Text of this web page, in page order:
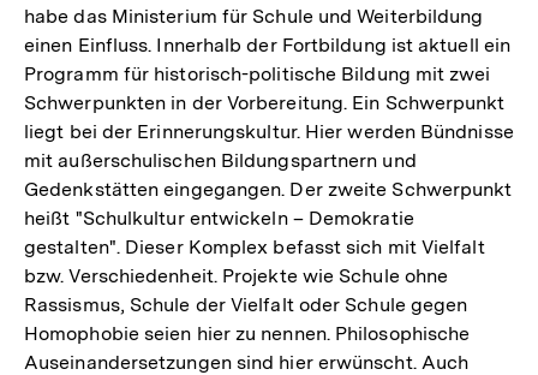
habe das Ministerium für Schule und Weiterbildung
einen Einfluss. Innerhalb der Fortbildung ist aktuell ein
Programm für historisch-politische Bildung mit zwei
Schwerpunkten in der Vorbereitung. Ein Schwerpunkt
liegt bei der Erinnerungskultur. Hier werden Bündnisse
mit außerschulischen Bildungspartnern und
Gedenkstätten eingegangen. Der zweite Schwerpunkt
heißt "Schulkultur entwickeln – Demokratie
gestalten". Dieser Komplex befasst sich mit Vielfalt
bzw. Verschiedenheit. Projekte wie Schule ohne
Rassismus, Schule der Vielfalt oder Schule gegen
Homophobie seien hier zu nennen. Philosophische
Auseinandersetzungen sind hier erwünscht. Auch